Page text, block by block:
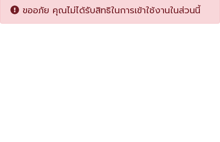
ขออภัย คุณไม่ได้รับสิทธิในการเข้าใช้งานในส่วนนี้